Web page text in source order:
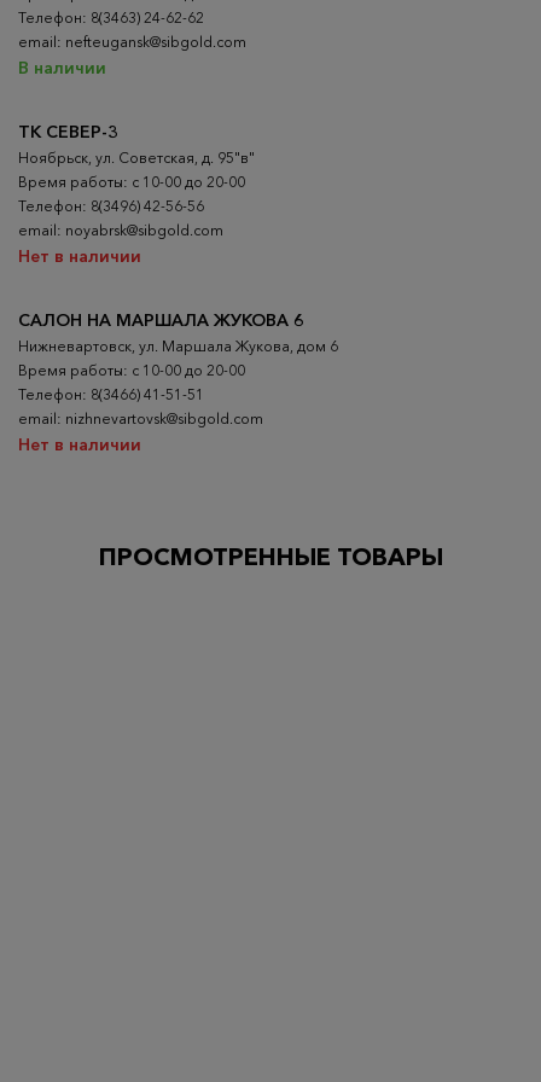
ТК СЕВЕР-3
Ноябрьск, ул. Советская, д. 95"в"
Время работы: с 10-00 до 20-00
Телефон: 8(3496) 42-56-56
email: noyabrsk@sibgold.com
Нет в наличии
Телефон: 8(3463) 24-62-62
email: nefteugansk@sibgold.com
В наличии
САЛОН НА МАРШАЛА ЖУКОВА 6
Нижневартовск, ул. Маршала Жукова, дом 6
Время работы: с 10-00 до 20-00
Телефон: 8(3466) 41-51-51
email: nizhnevartovsk@sibgold.com
Нет в наличии
ПРОСМОТРЕННЫЕ ТОВАРЫ